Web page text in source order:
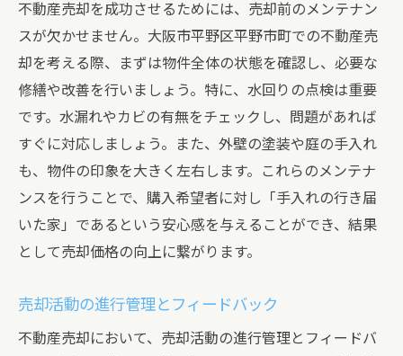
不動産売却を成功させるためには、売却前のメンテナン
スが欠かせません。大阪市平野区平野市町での不動産売
却を考える際、まずは物件全体の状態を確認し、必要な
修繕や改善を行いましょう。特に、水回りの点検は重要
です。水漏れやカビの有無をチェックし、問題があれば
すぐに対応しましょう。また、外壁の塗装や庭の手入れ
も、物件の印象を大きく左右します。これらのメンテナ
ンスを行うことで、購入希望者に対し「手入れの行き届
いた家」であるという安心感を与えることができ、結果
として売却価格の向上に繋がります。
売却活動の進行管理とフィードバック
不動産売却において、売却活動の進行管理とフィードバ